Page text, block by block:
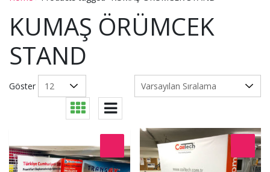
KUMAŞ ÖRÜMCEK
STAND
Göster